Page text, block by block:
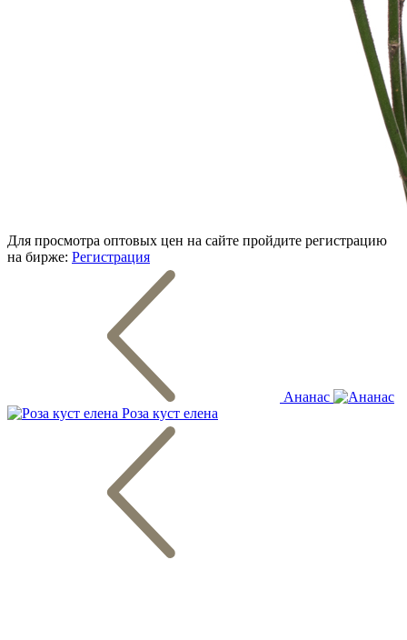
Для просмотра оптовых цен на сайте пройдите регистрацию
на бирже: Регистрация
Ананас
Роза куст елена